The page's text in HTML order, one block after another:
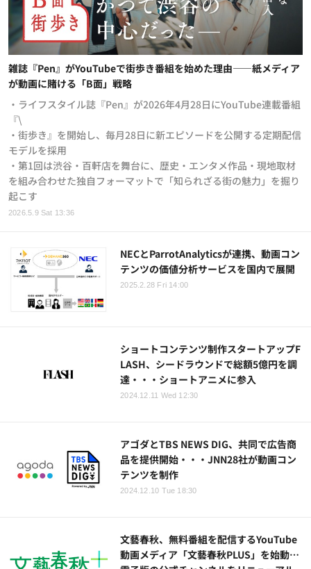
2026.5.9 Sat 13:36
雑誌『Pen』がYouTubeで街歩き番組を始めた理由——紙メディア
が動画に賭ける「B面」戦略
・ライフスタイル誌『Pen』が2026年4月28日にYouTube連載番組
『\
・街歩き』を開始し、毎月28日に新エピソードを公開する定期配信
モデルを採用
・第1回は渋谷・百軒店を舞台に、歴史・エンタメ作品・現地取材
を組み合わせた独自フォーマットで「知られざる街の魅力」を掘り
起こす
NECとParrotAnalyticsが連携、動画コン
テンツの価値分析サービスを国内で展開
2025.2.28 Fri 14:00
ショートコンテンツ制作スタートアップF
LASH、シードラウンドで総額5億円を調
達・・・ショートアニメに参入
2024.12.11 Wed 12:30
アゴダとTBS NEWS DIG、共同で広告商
品を提供開始・・・JNN28社が動画コン
テンツを制作
2024.12.10 Tue 18:30
文藝春秋、無料番組を配信するYouTube
動画メディア「文藝春秋PLUS」を始動…